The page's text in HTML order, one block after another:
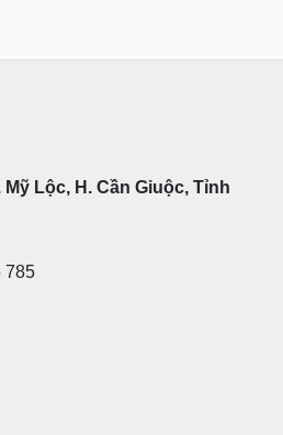
Mỹ Lộc, H. Cần Giuộc, Tỉnh
785